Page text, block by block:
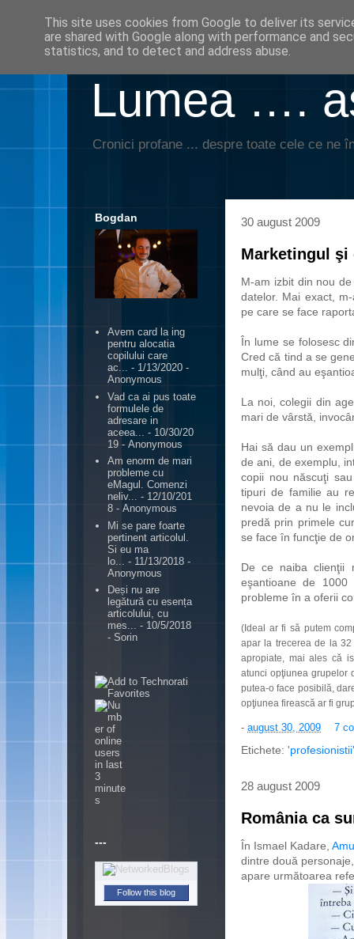
Lumea ….
Cronici profane ... despre toate cele ce ne
30 august 2009
Marketingul
M-am izbit din nou
datelor. Mai exact,
pe care se face
În lume se folosesc
Cred că tind a se
mulţi, când au
La noi, colegii din
mari de vârstă,
Hai să dau un
de ani, de exemplu,
copii nou născuţi
tipuri de familie au
nevoia de a nu le
predă prin primele
se face în funcţie de
De ce naiba clienţii
eşantioane de
probleme în a oferii
(Ideal ar fi să putem
apar la trecerea de la
apropiate, mai ales că
atunci opţiunea grupelor
putea-o face posibilă,
opţiunea firească ar fi
- august 30, 2009 7
Etichete: 'profesionistii'
28 august 2009
România ca
În Ismael Kadare,
dintre două
apare următoarea
Bogdan
Avem card la ing
pentru alocatia
copilului care
ac... - 1/13/2020 -
Anonymous
Vad ca ai pus toate
formulele de
adresare in
aceea...
- 10/30/20
19 - Anonymous
Am enorm de mari
probleme cu
eMagul. Comenzi
neliv... - 12/10/201
8 - Anonymous
Mi se pare foarte
pertinent articolul.
Si eu ma
lo...
- 11/13/2018 -
Anonymous
Deși nu are
legătură cu esența
articolului, cu
mes... - 10/5/2018
- Sorin
---
Follow this blog
This site uses cookies from Google to deliver its
are shared with Google along with performance and
statistics, and to detect and address abuse.